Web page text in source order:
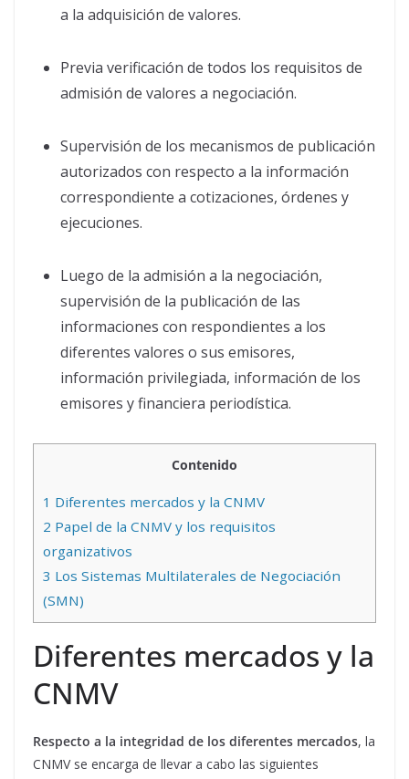
a la adquisición de valores.
Previa verificación de todos los requisitos de
admisión de valores a negociación.
Supervisión de los mecanismos de publicación
autorizados con respecto a la información
correspondiente a cotizaciones, órdenes y
ejecuciones.
Luego de la admisión a la negociación,
supervisión de la publicación de las
informaciones con respondientes a los
diferentes valores o sus emisores,
información privilegiada, información de los
emisores y financiera periodística.
Contenido
1 Diferentes mercados y la CNMV
2 Papel de la CNMV y los requisitos
organizativos
3 Los Sistemas Multilaterales de Negociación
(SMN)
Diferentes mercados y la
CNMV
Respecto a la integridad de los diferentes mercados, la
CNMV se encarga de llevar a cabo las siguientes